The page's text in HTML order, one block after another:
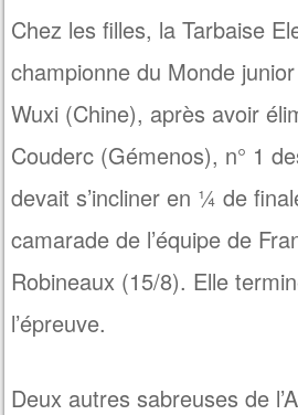
Chez les filles, la Tarbaise
championne du Monde
Wuxi (Chine), après avoir
Couderc (Gémenos), n° 1
devait s’incliner en ¼ de
camarade de l’équipe de
Robineaux (15/8). Elle
l’épreuve.
Deux autres sabreuses de